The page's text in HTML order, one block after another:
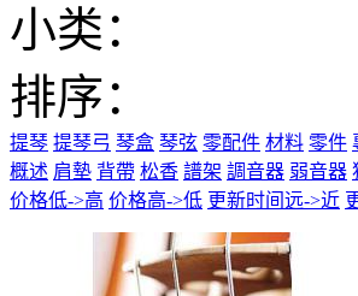
小类：
排序：
提琴 提琴弓 琴盒 琴弦 零配件 材料 零件
概述 肩墊 背帶 松香 譜架 調音器 弱音器
价格低->高 价格高->低 更新时间远->近